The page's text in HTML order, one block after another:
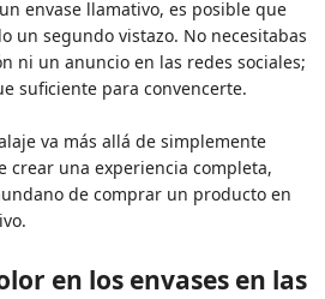
envase llamativo, es posible que
un segundo vistazo. No necesitabas
ni un anuncio en las redes sociales;
suficiente para convencerte.
va más allá de simplemente
crear una experiencia completa,
de comprar un producto en
en los envases en las